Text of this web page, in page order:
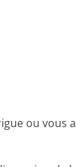
ou vous a